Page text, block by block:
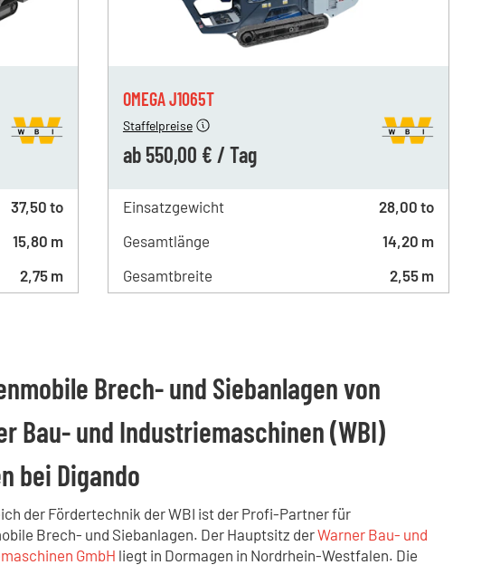
37,50 to
15,80 m
2,75 m
OMEGA J1065T
ab 5 Tagen
700,00 €
Staffelpreise
ab 550,00 € / Tag
Einsatzgewicht
28,00 to
Gesamtlänge
14,20 m
Gesamtbreite
2,55 m
Brech- und Siebanlagen von
Bau- und Industriemaschinen (WBI)
bei Digando
der Fördertechnik der WBI ist der Profi-Partner für
Brech- und Siebanlagen. Der Hauptsitz derWarner Bau- und
GmbH liegt in Dormagen in Nordrhein-Westfalen. Die